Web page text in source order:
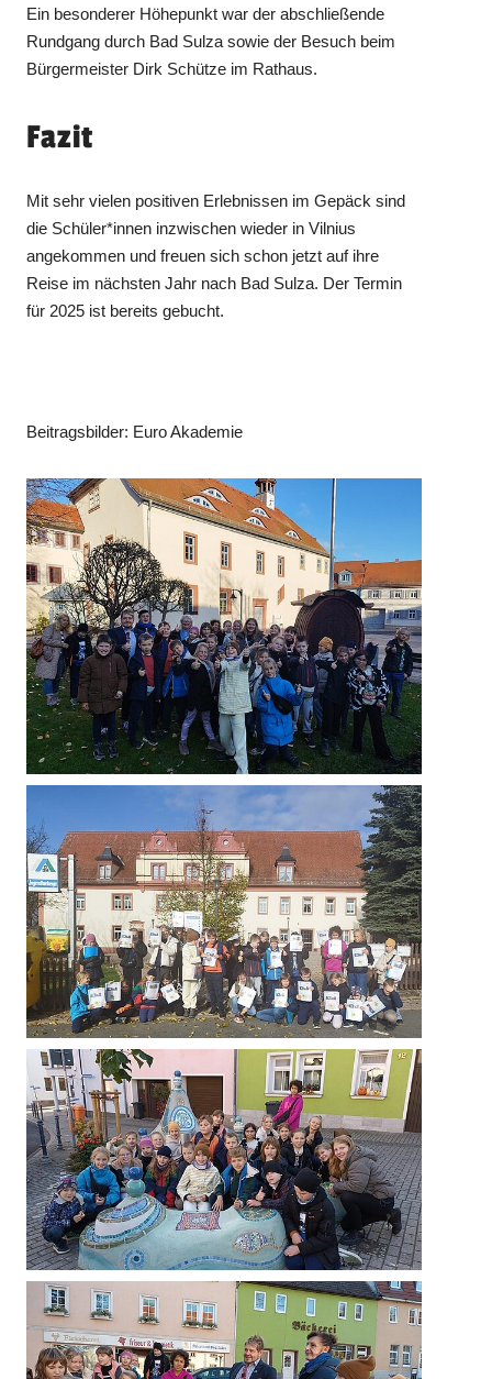
Ein besonderer Höhepunkt war der abschließende
Rundgang durch Bad Sulza sowie der Besuch beim
Bürgermeister Dirk Schütze im Rathaus.
Fazit
Mit sehr vielen positiven Erlebnissen im Gepäck sind
die Schüler*innen inzwischen wieder in Vilnius
angekommen und freuen sich schon jetzt auf ihre
Reise im nächsten Jahr nach Bad Sulza. Der Termin
für 2025 ist bereits gebucht.
Beitragsbilder: Euro Akademie